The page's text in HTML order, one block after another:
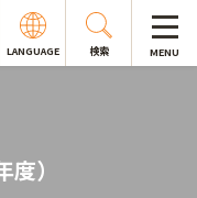
LANGUAGE 検索 MENU
）